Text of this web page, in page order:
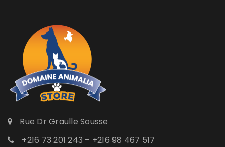
Rue Dr Graulle Sousse
+216 73 201 243 – +216 98 467 517